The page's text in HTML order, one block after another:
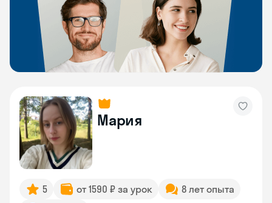
Мария
5 от 1590 ₽ за урок
8 лет опыта